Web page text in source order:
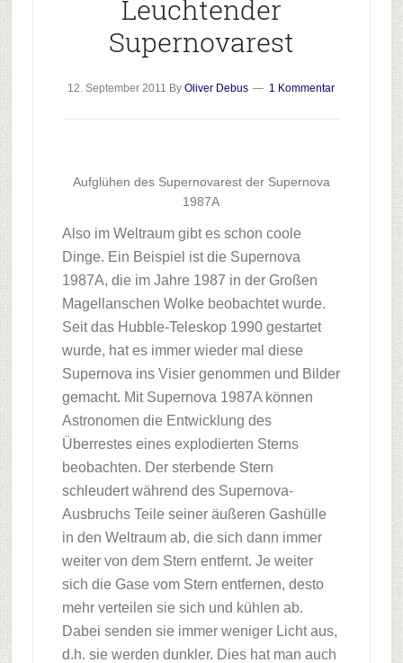
Leuchtender
Supernovarest
12. September 2011 ByOliver Debus 1 Kommentar
Aufglühen des Supernovarest der Supernova
1987A
Also im Weltraum gibt es schon coole
Dinge. Ein Beispiel ist die Supernova
1987A, die im Jahre 1987 in der Großen
Magellanschen Wolke beobachtet wurde.
Seit das Hubble-Teleskop 1990 gestartet
wurde, hat es immer wieder mal diese
Supernova ins Visier genommen und Bilder
gemacht. Mit Supernova 1987A können
Astronomen die Entwicklung des
Überrestes eines explodierten Sterns
beobachten. Der sterbende Stern
schleudert während des Supernova-
Ausbruchs Teile seiner äußeren Gashülle
in den Weltraum ab, die sich dann immer
weiter von dem Stern entfernt. Je weiter
sich die Gase vom Stern entfernen, desto
mehr verteilen sie sich und kühlen ab.
Dabei senden sie immer weniger Licht aus,
d.h. sie werden dunkler. Dies hat man auch